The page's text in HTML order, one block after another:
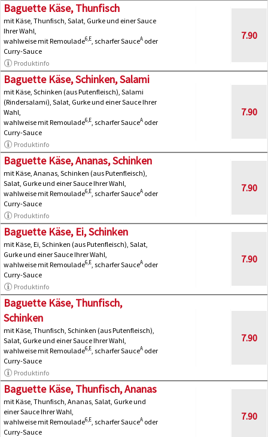
Baguette Käse, Thunfisch
mit Käse, Thunfisch, Salat, Gurke und einer Sauce
Ihrer Wahl,
wahlweise mit Remoulade6,E , scharfer SauceA oder
Curry-Sauce
Produktinfo
7.90
Baguette Käse, Schinken, Salami
mit Käse, Schinken (aus Putenfleisch), Salami
(Rindersalami), Salat, Gurke und einer Sauce Ihrer
Wahl,
wahlweise mit Remoulade6,E , scharfer SauceA oder
Curry-Sauce
Produktinfo
7.90
Baguette Käse, Ananas, Schinken
mit Käse, Ananas, Schinken (aus Putenfleisch),
Salat, Gurke und einer Sauce Ihrer Wahl,
wahlweise mit Remoulade6,E , scharfer SauceA oder
Curry-Sauce
Produktinfo
7.90
Baguette Käse, Ei, Schinken
mit Käse, Ei, Schinken (aus Putenfleisch), Salat,
Gurke und einer Sauce Ihrer Wahl,
wahlweise mit Remoulade6,E , scharfer SauceA oder
Curry-Sauce
Produktinfo
7.90
Baguette Käse, Thunfisch,
Schinken
mit Käse, Thunfisch, Schinken (aus Putenfleisch),
Salat, Gurke und einer Sauce Ihrer Wahl,
wahlweise mit Remoulade6,E , scharfer SauceA oder
Curry-Sauce
Produktinfo
7.90
Baguette Käse, Thunfisch, Ananas
mit Käse, Thunfisch, Ananas, Salat, Gurke und
einer Sauce Ihrer Wahl,
wahlweise mit Remoulade6,E , scharfer SauceA oder
Curry-Sauce
7.90